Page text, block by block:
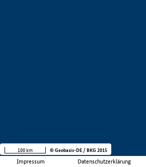
Impressum Datenschutzerklärung
100 km © Geobasis-DE / BKG 2015